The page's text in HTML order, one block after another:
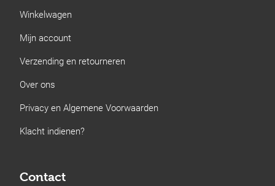
Winkelwagen
Mijn account
Verzending en retourneren
Over ons
Privacy en Algemene Voorwaarden
Klacht indienen?
Contact